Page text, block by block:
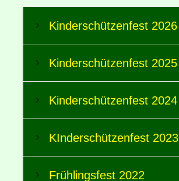
Kinderschützenfest 2026
Kinderschützenfest 2025
Kinderschützenfest 2024
KInderschützenfest 2023
Frühlingsfest 2022